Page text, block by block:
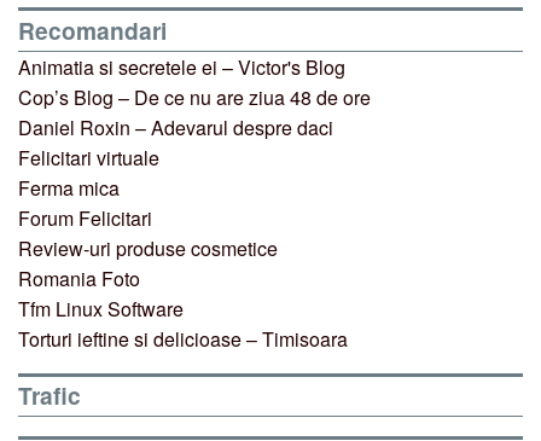
Recomandari
Animatia si secretele ei – Victor's Blog
Cop’s Blog – De ce nu are ziua 48 de ore
Daniel Roxin – Adevarul despre daci
Felicitari virtuale
Ferma mica
Forum Felicitari
Review-uri produse cosmetice
Romania Foto
Tfm Linux Software
Torturi ieftine si delicioase – Timisoara
Trafic